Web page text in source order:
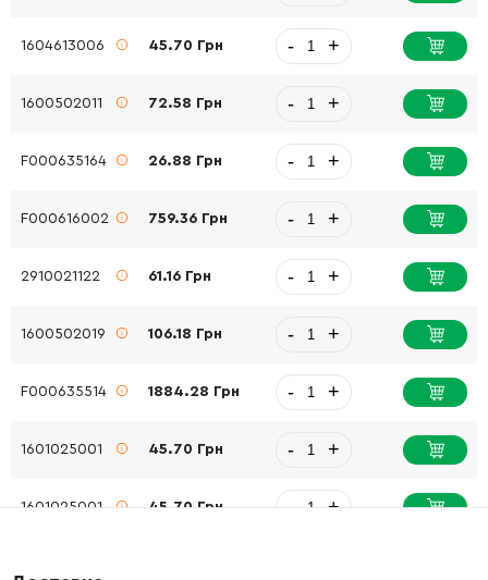
1604613006 45.70 Грн - +
1600502011 72.58 Грн - +
F000635164 26.88 Грн - +
F000616002 759.36 Грн - +
2910021122 61.16 Грн - +
1600502019 106.18 Грн - +
F000635514 1884.28 Грн - +
1601025001 45.70 Грн - +
1601025001 45.70 Грн - +